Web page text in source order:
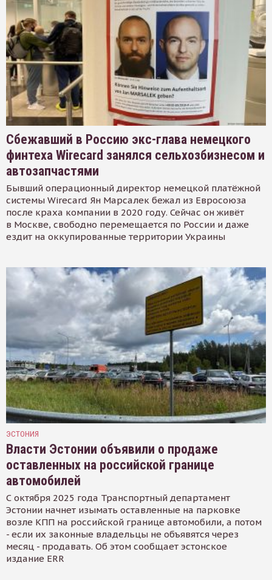
Сбежавший в Россию экс-глава немецкого
финтеха Wirecard занялся сельхозбизнесом и
автозапчастями
Бывший операционный директор немецкой платёжной
системы Wirecard Ян Марсалек бежал из Евросоюза
после краха компании в 2020 году. Сейчас он живёт
в Москве, свободно перемещается по России и даже
ездит на оккупированные территории Украины
ЭСТОНИЯ
Власти Эстонии объявили о продаже
оставленных на российской границе
автомобилей
С октября 2025 года Транспортный департамент
Эстонии начнет изымать оставленные на парковке
возле КПП на российской границе автомобили, а потом
- если их законные владельцы не объявятся через
месяц - продавать. Об этом сообщает эстонское
издание ERR